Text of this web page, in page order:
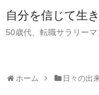
自分を信じて生
50歳代、転職サラリー
ホーム 日々の出